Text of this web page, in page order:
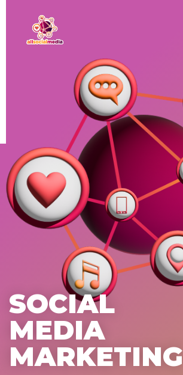
SOCIAL
MEDIA
MARKETING